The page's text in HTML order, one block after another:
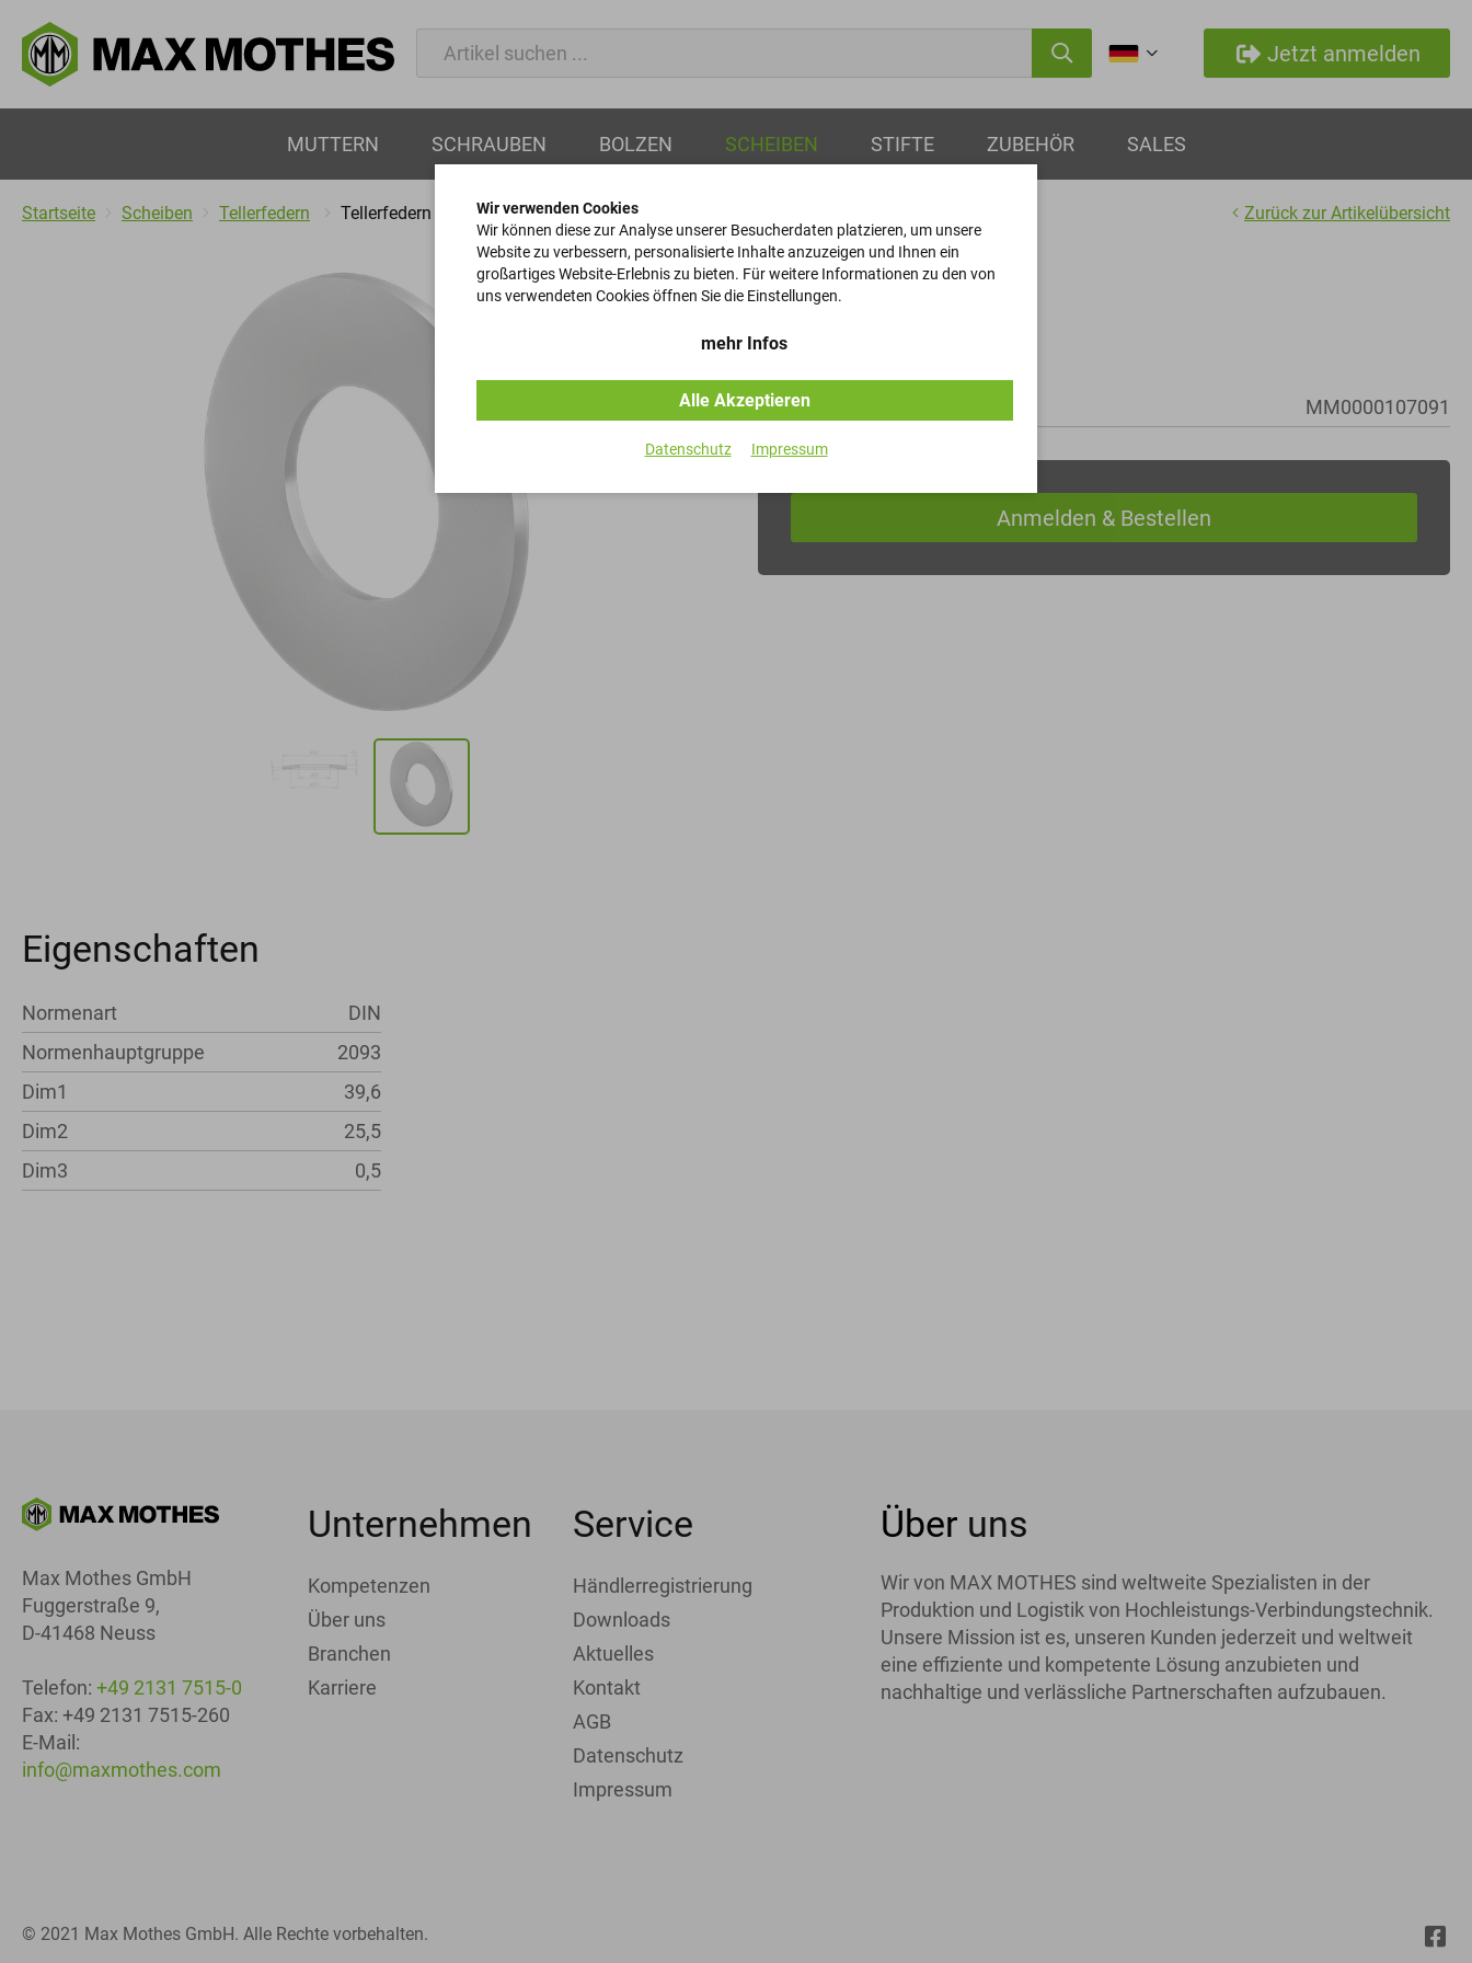
Jetzt anmelden
MUTTERN SCHRAUBEN BOLZEN SCHEIBEN STIFTE ZUBEHÖR SALES
Startseite Scheiben Tellerfedern Tellerfedern Zurück zur Artikelübersicht
Tellerfedern
DIN 2093 - 39,6x25,5x0,5
Artikel-Nr. MM0000107091
Eigenschaften
Normenart
DIN
Normenhauptgruppe
2093
Dim1
39,6
Dim2
25,5
Dim3
0,5
Max Mothes GmbH
Fuggerstraße 9,
D-41468 Neuss
Telefon: +49 2131 7515-0
Fax: +49 2131 7515-260
E-Mail:
info@maxmothes.com
Unternehmen
Kompetenzen
Über uns
Branchen
Karriere
Service
Händlerregistrierung
Downloads
Aktuelles
Kontakt
AGB
Datenschutz
Impressum
Über uns
Wir von MAX MOTHES sind weltweite Spezialisten in der
Produktion und Logistik von Hochleistungs-Verbindungstechnik.
Unsere Mission ist es, unseren Kunden jederzeit und weltweit
eine effiziente und kompetente Lösung anzubieten und
nachhaltige und verlässliche Partnerschaften aufzubauen.
© 2021 Max Mothes GmbH. Alle Rechte vorbehalten.
Wir verwenden Cookies
Wir können diese zur Analyse unserer Besucherdaten platzieren, um unsere
Website zu verbessern, personalisierte Inhalte anzuzeigen und Ihnen ein
großartiges Website-Erlebnis zu bieten. Für weitere Informationen zu den von
uns verwendeten Cookies öffnen Sie die Einstellungen.
mehr Infos
Alle Akzeptieren
Datenschutz Impressum